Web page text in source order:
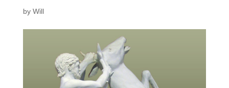
by Will